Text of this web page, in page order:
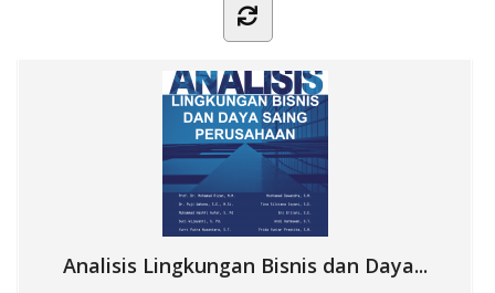
Analisis Lingkungan Bisnis dan Daya...